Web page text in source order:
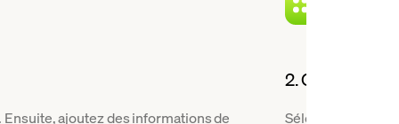
ajoutez des informations de
2. Choisissez
Sélectionnez